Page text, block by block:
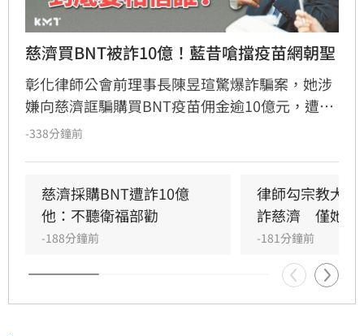
慈濟買BNT被詐10億！藍昔嗆擋疫苗網朝聖
彰化律師公會前理事長陳昱瑄驚爆詐騙案，她涉
嫌向慈濟誆騙購買BNT疫苗佣金逾10億元，遭台
中地檢署依詐欺、洗錢等罪起訴並接押。此案揭
醒勿信掮客而怒批政府阻擋疫苗，如今真相大
白，證實慈濟確實受騙，當年國民黨指責民進黨
的貼文遭大批網友留言朝聖，戲稱是大型翻車現
場。面對詐騙真相，慈濟表達遺憾並配合調查，
林智群律師則表示時間證明一切，感嘆當年政府
的提醒遭政治操作抹黑，如今結果公開，真相已
-338分鐘前
慈濟採購BNT遭詐10億
他：不聽衛福部勸
-188分鐘前
律師勾宗教大
詐慈濟　僅她交
-181分鐘前